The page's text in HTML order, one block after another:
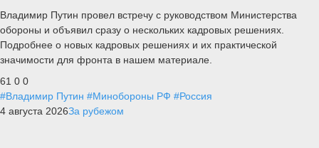
Владимир Путин провел встречу с руководством Министерства
обороны и объявил сразу о нескольких кадровых решениях.
Подробнее о новых кадровых решениях и их практической
значимости для фронта в нашем материале.
61 0 0
#Владимир Путин #Минобороны РФ #Россия
4 августа 2026За рубежом